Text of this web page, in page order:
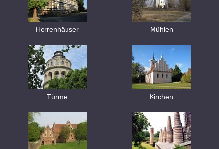
Herrenhäuser Mühlen
Türme Kirchen